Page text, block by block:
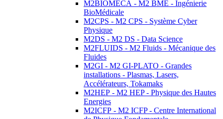
M2BIOMECA - M2 BME - Ingénierie
BioMédicale
M2CPS - M2 CPS - Système Cyber
Physique
M2DS - M2 DS - Data Science
M2FLUIDS - M2 Fluids - Mécanique des
Fluides
M2GI - M2 GI-PLATO - Grandes
installations - Plasmas, Lasers,
Accélérateurs, Tokamaks
M2HEP - M2 HEP - Physique des Hautes
Energies
M2ICFP - M2 ICFP - Centre International